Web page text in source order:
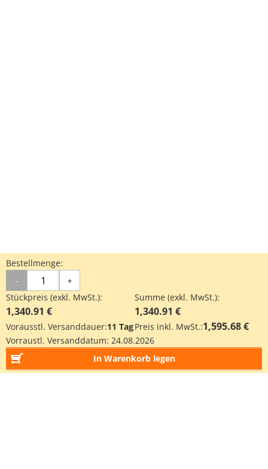
Bestellmenge:
- +
Stückpreis (exkl. MwSt.):
1,340.91 €
Summe (exkl. MwSt.):
1,340.91 €
Vorausstl. Versanddauer:11 TagPreis inkl. MwSt.:1,595.68 €
Vorraustl. Versanddatum: 24.08.2026
In Warenkorb legen